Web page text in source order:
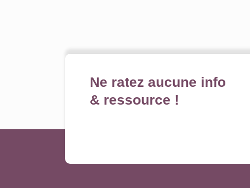
Ne ratez aucune info
& ressource !